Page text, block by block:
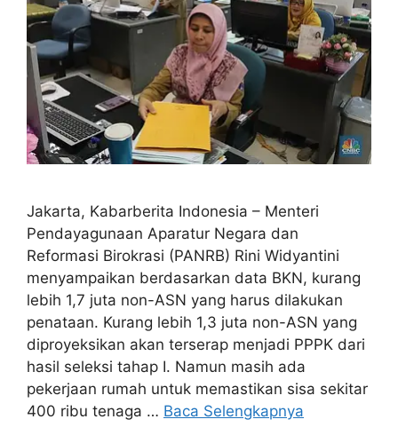
Jakarta, Kabarberita Indonesia – Menteri
Pendayagunaan Aparatur Negara dan
Reformasi Birokrasi (PANRB) Rini Widyantini
menyampaikan berdasarkan data BKN, kurang
lebih 1,7 juta non-ASN yang harus dilakukan
penataan. Kurang lebih 1,3 juta non-ASN yang
diproyeksikan akan terserap menjadi PPPK dari
hasil seleksi tahap I. Namun masih ada
pekerjaan rumah untuk memastikan sisa sekitar
400 ribu tenaga … Baca Selengkapnya